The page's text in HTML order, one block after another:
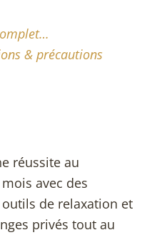
& précautions
réussite au
avec des
de relaxation et
privés tout au